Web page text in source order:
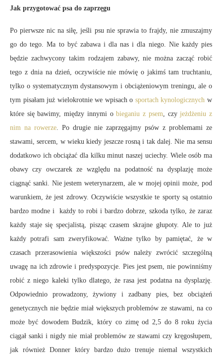
Jak przygotować psa do zaprzęgu
Po pierwsze nic na siłę, jeśli psu nie sprawia to frajdy, nie zmuszajmy
go do tego. Ma to być zabawa i dla nas i dla niego. Nie każdy pies
będzie zachwycony takim rodzajem zabawy, nie można zacząć robić
tego z dnia na dzień, oczywiście nie mówię o jakimś tam truchtaniu,
tylko o systematycznym dystansowym i obciążeniowym treningu, ale o
tym pisałam już wielokrotnie we wpisach o sportach kynologicznych w
które się bawimy, między innymi obieganiu z psem, czyjeżdżeniu z
nim na rowerze. Po drugie nie zaprzęgajmy psów z problemami ze
stawami, sercem, w wieku kiedy jeszcze rosną i tak dalej. Nie ma sensu
dodatkowo ich obciążać dla kilku minut naszej uciechy. Wiele osób ma
obawy czy owczarek ze względu na podatność na dysplazję może
ciągnąć sanki. Nie jestem weterynarzem, ale w mojej opinii może, pod
warunkiem, że jest zdrowy. Oczywiście wszystkie te sporty są ostatnio
bardzo modne i każdy to robi i bardzo dobrze, szkoda tylko, że zaraz
każdy staje się specjalistą, pisząc czasem skrajne głupoty. Ale to już
każdy potrafi sam zweryfikować. Ważne tylko by pamiętać, że w
czasach przerasowienia większości psów należy zwrócić szczególną
uwagę na ich zdrowie i predyspozycje. Pies jest psem, nie powinniśmy
robić z niego kaleki tylko dlatego, że rasa jest podatna na dysplazję.
Odpowiednio prowadzony, żywiony i zadbany pies, bez obciążeń
genetycznych nie będzie miał większych problemów ze stawami, na co
może być dowodem Budzik, który co zimę od 2,5 do 8 roku życia
ciągał sanki i nigdy nie miał problemów ze stawami czy kręgosłupem,
jak również Donner który bardzo dużo trenuje niemal wszystkich